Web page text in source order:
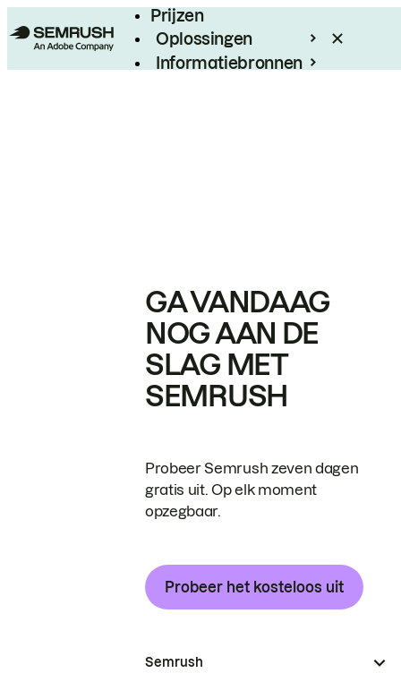
Prijzen
Oplossingen
Informatiebronnen
GA VANDAAG
NOG AAN DE
SLAG MET
SEMRUSH
Probeer Semrush zeven dagen
gratis uit. Op elk moment
opzegbaar.
Probeer het kosteloos uit
Semrush